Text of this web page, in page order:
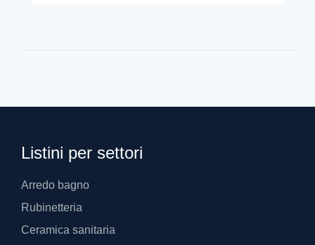
Listini per settori
Arredo bagno
Rubinetteria
Ceramica sanitaria